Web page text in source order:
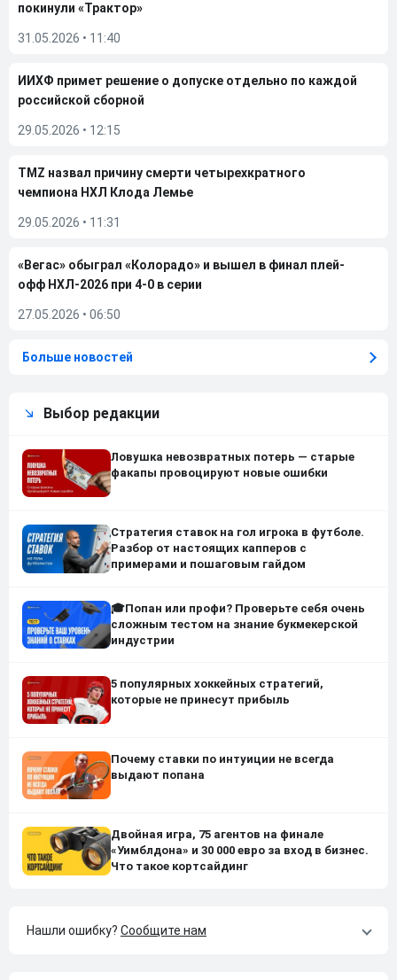
покинули «Трактор»
31.05.2026 • 11:40
ИИХФ примет решение о допуске отдельно по каждой
российской сборной
29.05.2026 • 12:15
TMZ назвал причину смерти четырехкратного
чемпиона НХЛ Клода Лемье
29.05.2026 • 11:31
«Вегас» обыграл «Колорадо» и вышел в финал плей-
офф НХЛ-2026 при 4-0 в серии
27.05.2026 • 06:50
Больше новостей
Выбор редакции
Ловушка невозвратных потерь — старые
факапы провоцируют новые ошибки
Стратегия ставок на гол игрока в футболе.
Разбор от настоящих капперов с
примерами и пошаговым гайдом
🎓Попан или профи? Проверьте себя очень
сложным тестом на знание букмекерской
индустрии
5 популярных хоккейных стратегий,
которые не принесут прибыль
Почему ставки по интуиции не всегда
выдают попана
Двойная игра, 75 агентов на финале
«Уимблдона» и 30 000 евро за вход в бизнес.
Что такое кортсайдинг
Нашли ошибку? Сообщите нам